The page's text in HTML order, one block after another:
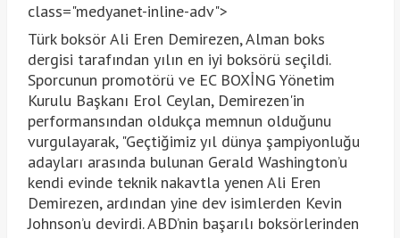
class="medyanet-inline-adv">
Türk boksör Ali Eren Demirezen, Alman boks
dergisi tarafından yılın en iyi boksörü seçildi.
Sporcunun promotörü ve EC BOXİNG Yönetim
Kurulu Başkanı Erol Ceylan, Demirezen'in
performansından oldukça memnun olduğunu
vurgulayarak, "Geçtiğimiz yıl dünya şampiyonluğu
adayları arasında bulunan Gerald Washington’u
kendi evinde teknik nakavtla yenen Ali Eren
Demirezen, ardından yine dev isimlerden Kevin
Johnson’u devirdi. ABD’nin başarılı boksörlerinden